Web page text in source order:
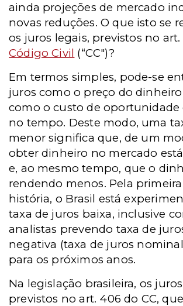
ainda projeções de mercado
novas reduções. O que isto se
os juros legais, previstos no
Código Civil (“CC")?
Em termos simples, pode-se
juros como o preço do
como o custo de
no tempo. Deste modo, uma
menor significa que, de um
obter dinheiro no mercado
e, ao mesmo tempo, que o
rendendo menos. Pela
história, o Brasil está
taxa de juros baixa, inclusive
analistas prevendo taxa de
negativa (taxa de juros
para os próximos anos.
Na legislação brasileira, os
previstos no art. 406 do CC,